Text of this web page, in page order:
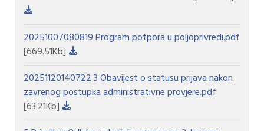
20251007080819 Program potpora u poljoprivredi.pdf
[669.51Kb]
20251120140722 3 Obavijest o statusu prijava nakon
zavrenog postupka administrativne provjere.pdf
[63.21Kb]